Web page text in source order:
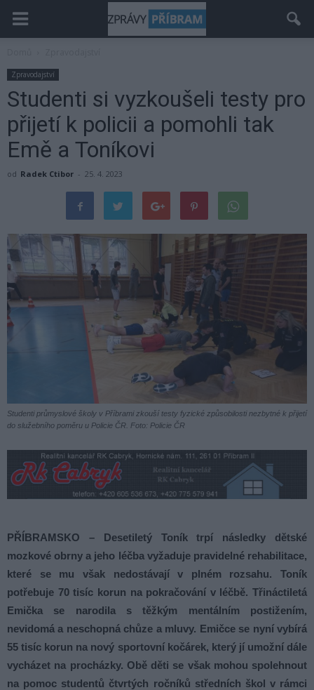
Zpravodajství
Studenti si vyzkoušeli testy pro
přijetí k policii a pomohli tak
Emě a Toníkovi
od Radek Ctibor - 25. 4. 2023
Studenti průmyslové školy v Příbrami zkouší testy fyzické způsobilosti nezbytné k přijetí
do služebního poměru u Policie ČR. Foto: Policie ČR
PŘÍBRAMSKO – Desetiletý Toník trpí následky dětské
mozkové obrny a jeho léčba vyžaduje pravidelné rehabilitace,
které se mu však nedostávají v plném rozsahu. Toník
potřebuje 70 tisíc korun na pokračování v léčbě. Třináctiletá
Emička se narodila s těžkým mentálním postižením,
nevidomá a neschopná chůze a mluvy. Emičce se nyní vybírá
55 tisíc korun na nový sportovní kočárek, který jí umožní dále
vycházet na procházky. Obě děti se však mohou spolehnout
na pomoc studentů čtvrtých ročníků středních škol v rámci